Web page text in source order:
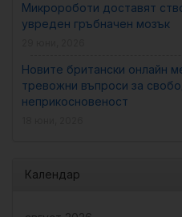
Микророботи доставят
увреден гръбначен мозък
Новите британски онлайн
тревожни въпроси за
неприкосновеност
Календар